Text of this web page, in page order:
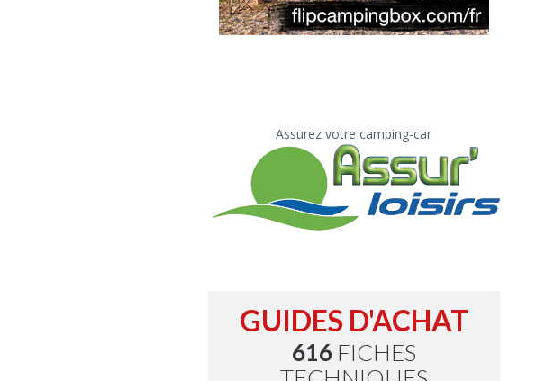
Assurez votre camping-car
GUIDES D'ACHAT
616FICHES